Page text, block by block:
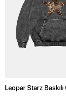
Leopar Starz